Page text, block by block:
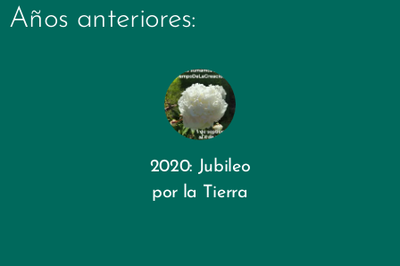
Años anteriores:
2020: Jubileo
por la Tierra